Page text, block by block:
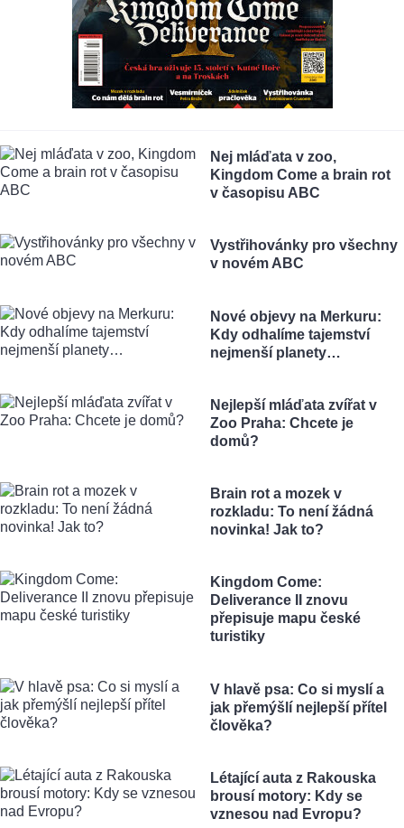
Nej mláďata v zoo,
Kingdom Come a brain rot
v časopisu ABC
Vystřihovánky pro všechny
v novém ABC
Nové objevy na Merkuru:
Kdy odhalíme tajemství
nejmenší planety…
Nejlepší mláďata zvířat v
Zoo Praha: Chcete je
domů?
Brain rot a mozek v
rozkladu: To není žádná
novinka! Jak to?
Kingdom Come:
Deliverance II znovu
přepisuje mapu české
turistiky
V hlavě psa: Co si myslí a
jak přemýšlí nejlepší přítel
člověka?
Létající auta z Rakouska
brousí motory: Kdy se
vznesou nad Evropu?